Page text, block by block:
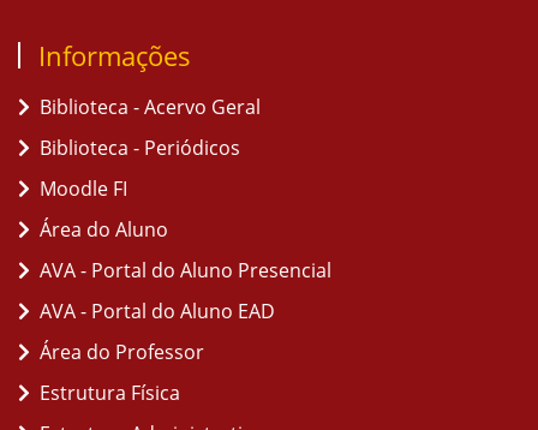
Informações
Biblioteca - Acervo Geral
Biblioteca - Periódicos
Moodle FI
Área do Aluno
AVA - Portal do Aluno Presencial
AVA - Portal do Aluno EAD
Área do Professor
Estrutura Física